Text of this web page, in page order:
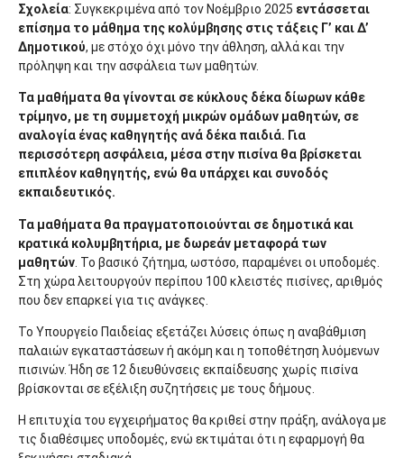
Σχολεία: Συγκεκριμένα από τον Νοέμβριο 2025 εντάσσεται
επίσημα το μάθημα της κολύμβησης στις τάξεις Γ’ και Δ’
Δημοτικού, με στόχο όχι μόνο την άθληση, αλλά και την
πρόληψη και την ασφάλεια των μαθητών.
Τα μαθήματα θα γίνονται σε κύκλους δέκα δίωρων κάθε
τρίμηνο, με τη συμμετοχή μικρών ομάδων μαθητών, σε
αναλογία ένας καθηγητής ανά δέκα παιδιά. Για
περισσότερη ασφάλεια, μέσα στην πισίνα θα βρίσκεται
επιπλέον καθηγητής, ενώ θα υπάρχει και συνοδός
εκπαιδευτικός.
Τα μαθήματα θα πραγματοποιούνται σε δημοτικά και
κρατικά κολυμβητήρια, με δωρεάν μεταφορά των
μαθητών . Το βασικό ζήτημα, ωστόσο, παραμένει οι υποδομές.
Στη χώρα λειτουργούν περίπου 100 κλειστές πισίνες, αριθμός
που δεν επαρκεί για τις ανάγκες.
Το Υπουργείο Παιδείας εξετάζει λύσεις όπως η αναβάθμιση
παλαιών εγκαταστάσεων ή ακόμη και η τοποθέτηση λυόμενων
πισινών. Ήδη σε 12 διευθύνσεις εκπαίδευσης χωρίς πισίνα
βρίσκονται σε εξέλιξη συζητήσεις με τους δήμους.
Η επιτυχία του εγχειρήματος θα κριθεί στην πράξη, ανάλογα με
τις διαθέσιμες υποδομές, ενώ εκτιμάται ότι η εφαρμογή θα